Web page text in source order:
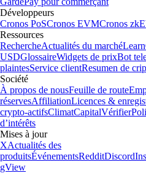
Développeurs
Cronos PoSCronos EVMCronos
Ressources
RechercheActualités du marchéLearn
USDGlossaireWidgets de prixBot
plaintesService clientResumen de
Société
À propos de nousFeuille de route
réservesAffiliationLicences &
crypto-actifsClimatCapitalVérifier
d’intérêts
Mises à jour
XActualités des
produitsÉvénementsRedditDiscord
gView